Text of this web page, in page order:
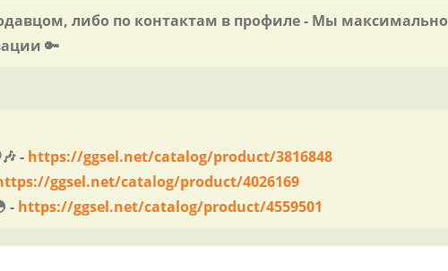
либо по контактам в профиле - Мы максимально
🔑
- https://ggsel.net/catalog/product/3816848
ggsel.net/catalog/product/4026169
- https://ggsel.net/catalog/product/4559501